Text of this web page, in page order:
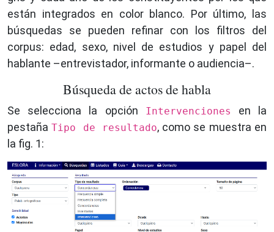
están integrados en color blanco. Por último, las
búsquedas se pueden refinar con los filtros del
corpus: edad, sexo, nivel de estudios y papel del
hablante –entrevistador, informante o audiencia–.
Búsqueda de actos de habla
Se selecciona la opción Intervenciones
en la
pestañaTipo de resultado, como se muestra en
la fig. 1: